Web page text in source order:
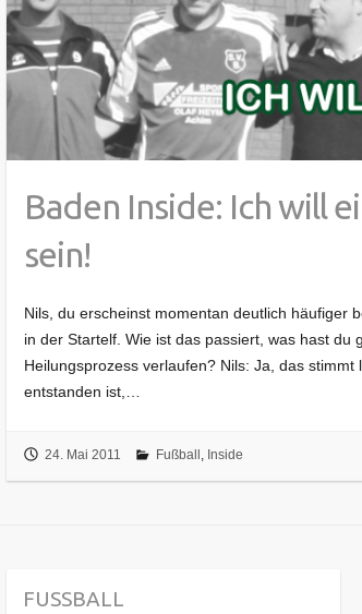
Baden Inside: Ich will
sein!
Nils, du erscheinst momentan deutlich häufiger
in der Startelf. Wie ist das passiert, was hast du
Heilungsprozess verlaufen? Nils: Ja, das
entstanden ist,…
24. Mai 2011 Fußball , Inside
FUSSBALL